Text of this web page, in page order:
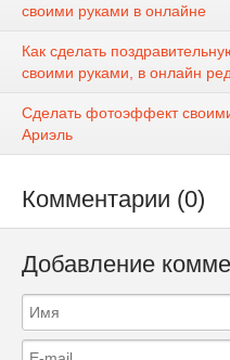
своими руками в онлайне
Как сделать
своими руками, в онлайн
Сделать фотоэффект
Ариэль
Комментарии (0)
Добавление